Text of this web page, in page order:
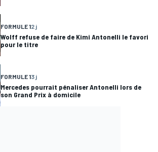
FORMULE 12 j
Wolff refuse de faire de Kimi Antonelli le favori
pour le titre
FORMULE 13 j
Mercedes pourrait pénaliser Antonelli lors de
son Grand Prix à domicile